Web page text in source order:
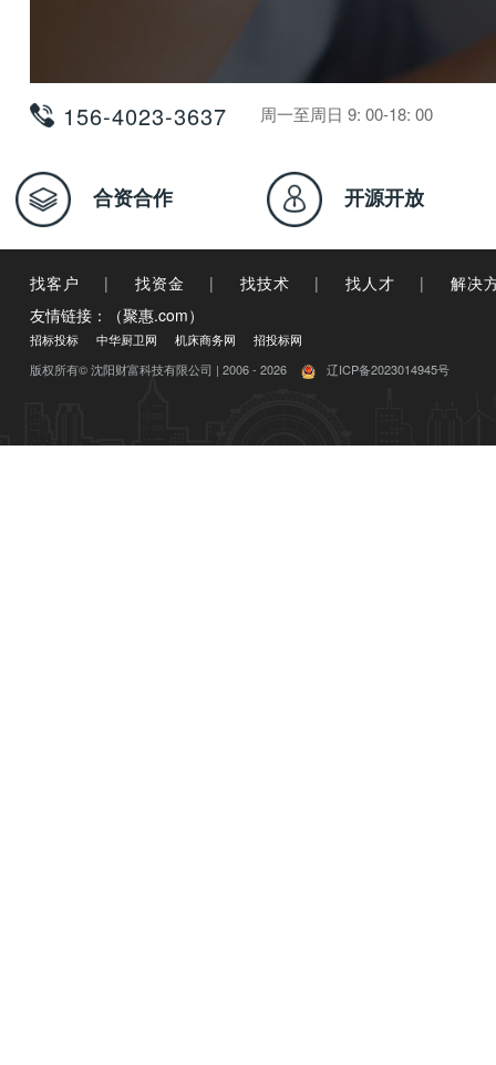
156-4023-3637 周一至周日 9: 00-18: 00
合资合作 开源开放
找客户 | 找资金 | 找技术 | 找人才 |
解决
友情链接：（聚惠.com）
招标投标 中华厨卫网 机床商务网
招投标网
版权所有© 沈阳财富科技有限公司 | 2006 - 2026
辽ICP备2023014945号